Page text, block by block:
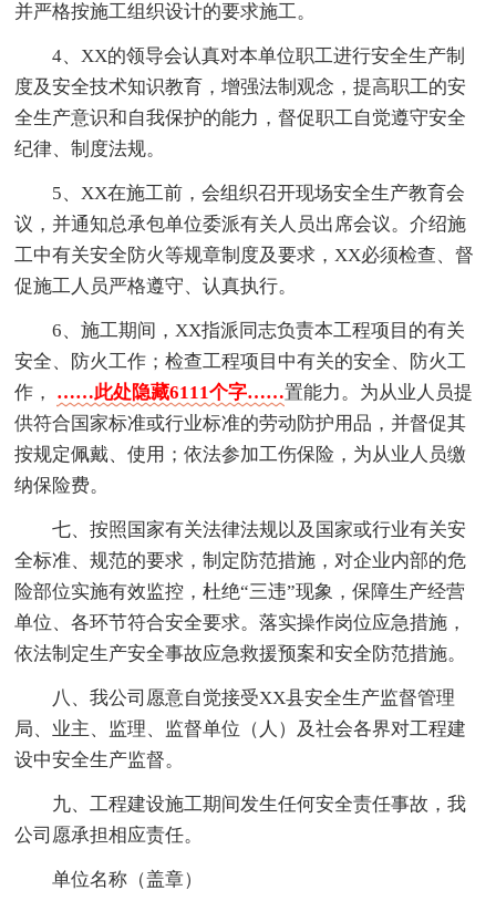
并严格按施工组织设计的要求施工。
4、XX的领导会认真对本单位职工进行安全生产制
度及安全技术知识教育，增强法制观念，提高职工的安
全生产意识和自我保护的能力，督促职工自觉遵守安全
纪律、制度法规。
5、XX在施工前，会组织召开现场安全生产教育会
议，并通知总承包单位委派有关人员出席会议。介绍施
工中有关安全防火等规章制度及要求，XX必须检查、督
促施工人员严格遵守、认真执行。
6、施工期间，XX指派同志负责本工程项目的有关
安全、防火工作；检查工程项目中有关的安全、防火工
作， ……此处隐藏6111个字……置能力。为从业人员提
供符合国家标准或行业标准的劳动防护用品，并督促其
按规定佩戴、使用；依法参加工伤保险，为从业人员缴
纳保险费。
七、按照国家有关法律法规以及国家或行业有关安
全标准、规范的要求，制定防范措施，对企业内部的危
险部位实施有效监控，杜绝“三违”现象，保障生产经营
单位、各环节符合安全要求。落实操作岗位应急措施，
依法制定生产安全事故应急救援预案和安全防范措施。
八、我公司愿意自觉接受XX县安全生产监督管理
局、业主、监理、监督单位（人）及社会各界对工程建
设中安全生产监督。
九、工程建设施工期间发生任何安全责任事故，我
公司愿承担相应责任。
单位名称（盖章）